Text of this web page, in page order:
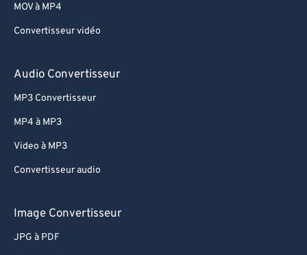
MOV à MP4
Convertisseur vidéo
Audio Convertisseur
MP3 Convertisseur
MP4 à MP3
Video à MP3
Convertisseur audio
Image Convertisseur
JPG à PDF